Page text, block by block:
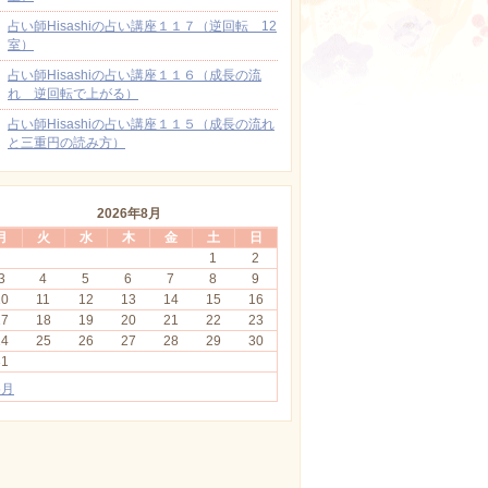
占い師Hisashiの占い講座１１７（逆回転 12
室）
占い師Hisashiの占い講座１１６（成長の流
れ 逆回転で上がる）
占い師Hisashiの占い講座１１５（成長の流れ
と三重円の読み方）
2026年8月
火 水 木 金 土 日
1
2
4 5 6 7 8
9
11 12 13 14 15
16
18 19 20 21 22
23
25 26 27 28 29
30